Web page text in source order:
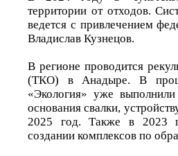
территории от отходов.
ведется с привлечением
Владислав Кузнецов.
В регионе проводится
(ТКО) в Анадыре. В
«Экология» уже
основания свалки,
2025 год. Также в 2023
создании комплексов по